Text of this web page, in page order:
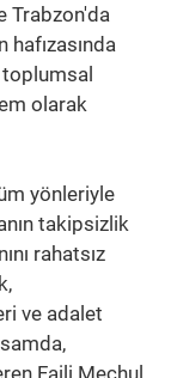
Trabzon'da
hafızasında
toplumsal
olarak
yönleriyle
takipsizlik
rahatsız
ve adalet
Faili Meçhul